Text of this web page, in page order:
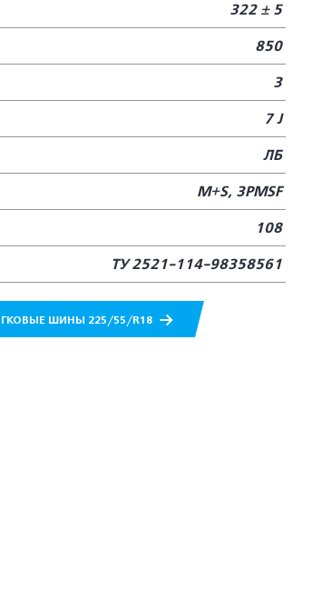
322 ± 5
850
3
7 J
ЛБ
M+S, 3PMSF
108
ТУ 2521-114-98358561
ШИНЫ 225/55/R18